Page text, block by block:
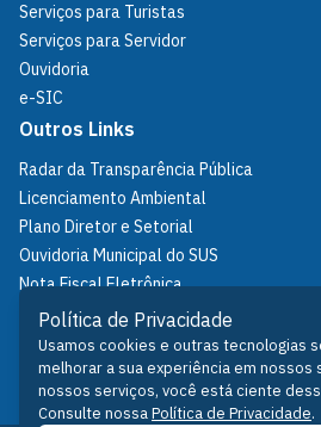
Serviços para Turistas
Serviços para Servidor
Ouvidoria
e-SIC
Outros Links
Radar da Transparência Pública
Licenciamento Ambiental
Plano Diretor e Setorial
Ouvidoria Municipal do SUS
Nota Fiscal Eletrônica
IPTU
Política de Privacidade
Fale Conosco
Política de Privacidade
Usamos cookies e outras tecnologias
melhorar a sua experiência em nossos
nossos serviços, você está ciente
Consulte nossaPolítica de Privacidade.